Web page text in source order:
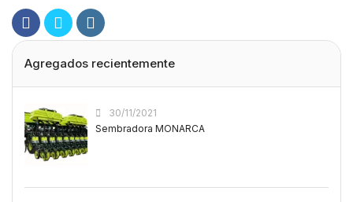
Agregados recientemente
30/11/2021
Sembradora MONARCA